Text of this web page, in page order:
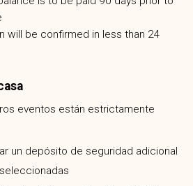
will be confirmed in less than 24
eventos están estrictamente
un depósito de seguridad adicional